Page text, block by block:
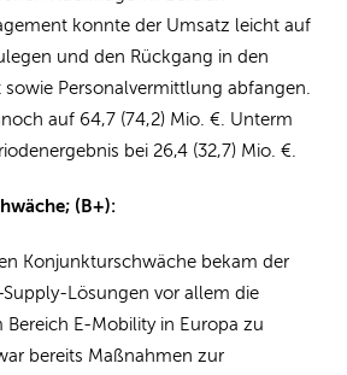
konnte der Umsatz leicht auf
und den Rückgang in den
Personalvermittlung abfangen.
auf 64,7 (74,2) Mio. €. Unterm
bei 26,4 (32,7) Mio. €.
(B+):
Konjunkturschwäche bekam der
Lösungen vor allem die
E-Mobility in Europa zu
bereits Maßnahmen zur